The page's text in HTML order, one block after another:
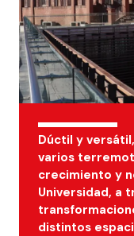
Dúctil y
varios
crecimiento y
Universidad, a
distintos